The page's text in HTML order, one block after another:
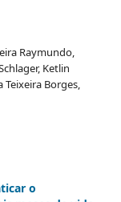
Raymundo,
Ketlin
Teixeira Borges,
o